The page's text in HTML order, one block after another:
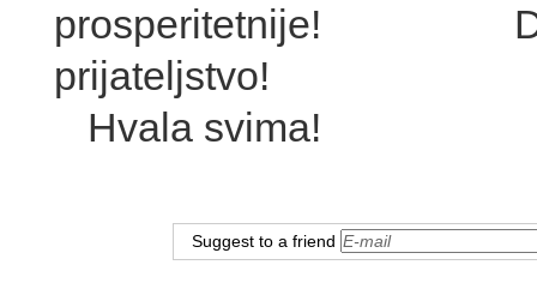
prosperitetnije!
prijateljstvo!
Hvala svima!
Suggest to a friend